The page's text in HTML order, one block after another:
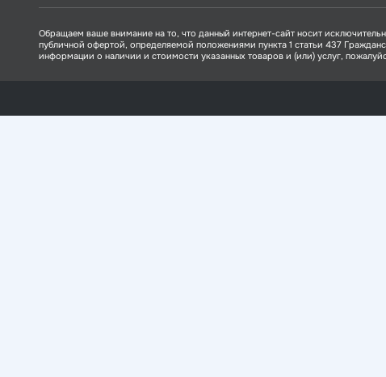
Обращаем ваше внимание на то, что данный интернет-сайт носит
публичной офертой, определяемой положениями пункта 1 статьи 437
информации о наличии и стоимости указанных товаров и (или) услуг,